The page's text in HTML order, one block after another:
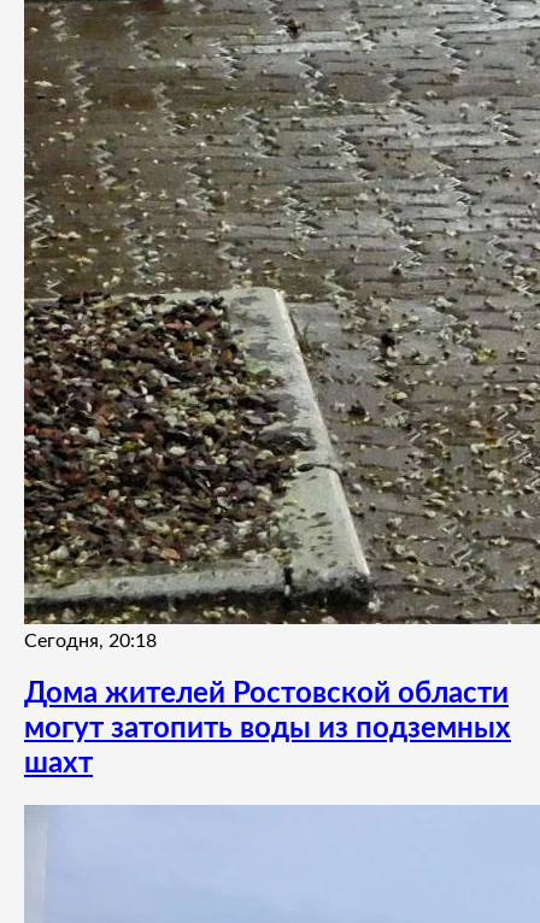
Сегодня, 20:18
Дома жителей Ростовской области
могут затопить воды из подземных
шахт